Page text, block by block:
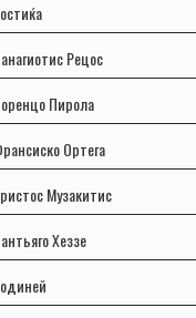
Рецос
Пирола
Ортега
Музакитис
Хеззе